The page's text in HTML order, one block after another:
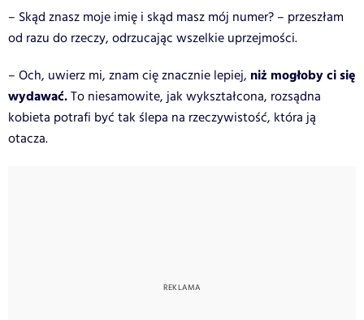
– Skąd znasz moje imię i skąd masz mój numer? – przeszłam
od razu do rzeczy, odrzucając wszelkie uprzejmości.
– Och, uwierz mi, znam cię znacznie lepiej, niż mogłoby ci się
wydawać.To niesamowite, jak wykształcona, rozsądna
kobieta potrafi być tak ślepa na rzeczywistość, która ją
otacza.